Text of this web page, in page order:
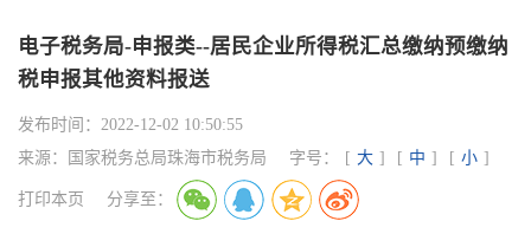
电子税务局-申报类--居民企业所得税汇总缴纳预缴纳
税申报其他资料报送
发布时间： 2022-12-02 10:50:55
来源：
国家税务总局珠海市税务局 字号： [ 大 ] [ 中 ] [ 小 ]
打印本页 分享至：